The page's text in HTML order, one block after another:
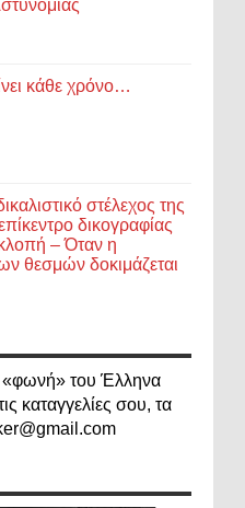
κάθε χρόνο…
στέλεχος της
δικογραφίας
– Όταν η
θεσμών δοκιμάζεται
«φωνή» του Έλληνα
καταγγελίες σου, τα